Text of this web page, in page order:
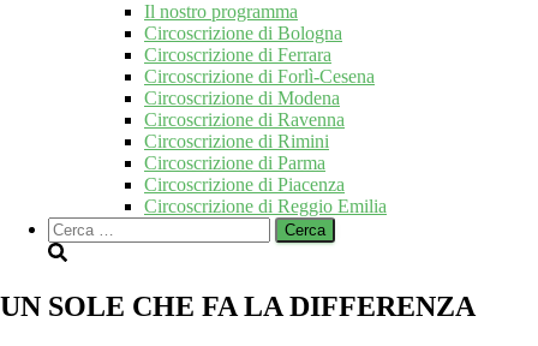
Il nostro programma
Circoscrizione di Bologna
Circoscrizione di Ferrara
Circoscrizione di Forlì-Cesena
Circoscrizione di Modena
Circoscrizione di Ravenna
Circoscrizione di Rimini
Circoscrizione di Parma
Circoscrizione di Piacenza
Circoscrizione di Reggio Emilia
Ricerca
per:
UN SOLE CHE FA LA DIFFERENZA